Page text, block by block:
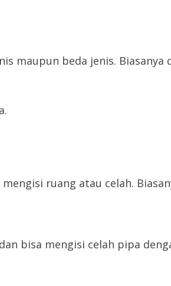
maupun beda jenis. Biasanya
ruang atau celah.
bisa mengisi celah pipa